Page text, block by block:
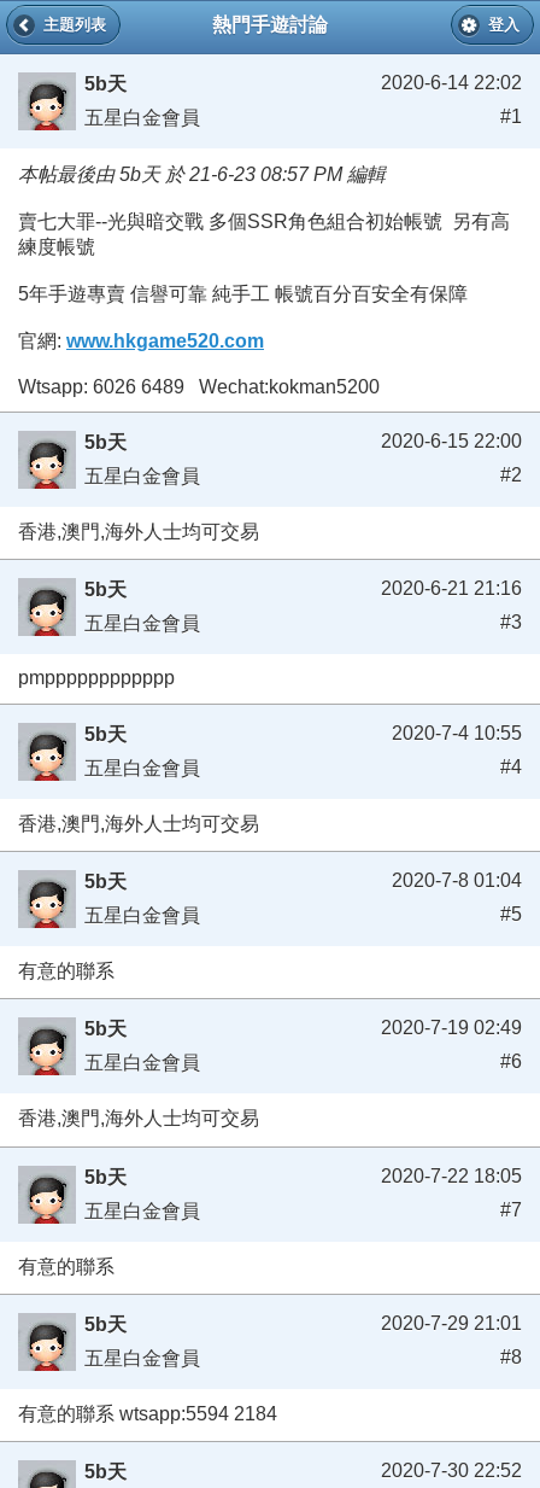
熱門手遊討論
主題列表 登入
5b天
五星白金會員
2020-6-14 22:02
#1
本帖最後由 5b天 於 21-6-23 08:57 PM 編輯
賣七大罪--光與暗交戰 多個SSR角色組合初始帳號 另有高
練度帳號
5年手遊專賣 信譽可靠 純手工 帳號百分百安全有保障
官網: www.hkgame520.com
Wtsapp: 6026 6489 Wechat:kokman5200
5b天
五星白金會員
2020-6-15 22:00
#2
香港,澳門,海外人士均可交易
5b天
五星白金會員
2020-6-21 21:16
#3
pmpppppppppppp
5b天
五星白金會員
2020-7-4 10:55
#4
香港,澳門,海外人士均可交易
5b天
五星白金會員
2020-7-8 01:04
#5
有意的聯系
5b天
五星白金會員
2020-7-19 02:49
#6
香港,澳門,海外人士均可交易
5b天
五星白金會員
2020-7-22 18:05
#7
有意的聯系
5b天
五星白金會員
2020-7-29 21:01
#8
有意的聯系 wtsapp:5594 2184
5b天
2020-7-30 22:52